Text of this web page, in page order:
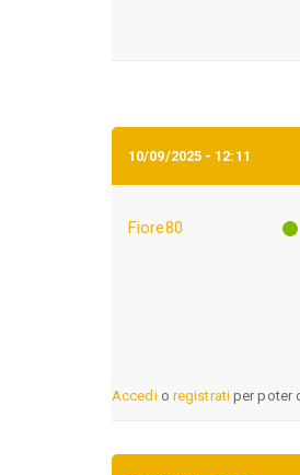
10/09/2025 - 12:11
Fiore80
Accedio registratiper poter